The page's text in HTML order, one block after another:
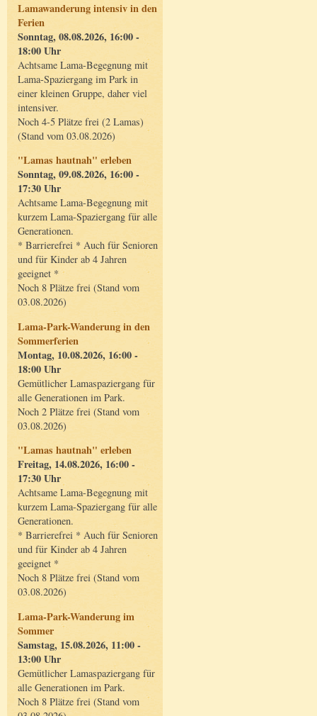
Lamawanderung intensiv in den
Ferien
Sonntag, 08.08.2026, 16:00 -
18:00 Uhr
Achtsame Lama-Begegnung mit
Lama-Spaziergang im Park in
einer kleinen Gruppe, daher viel
intensiver.
Noch 4-5 Plätze frei (2 Lamas)
(Stand vom 03.08.2026)
"Lamas hautnah" erleben
Sonntag, 09.08.2026, 16:00 -
17:30 Uhr
Achtsame Lama-Begegnung mit
kurzem Lama-Spaziergang für alle
Generationen.
* Barrierefrei * Auch für Senioren
und für Kinder ab 4 Jahren
geeignet *
Noch 8 Plätze frei (Stand vom
03.08.2026)
Lama-Park-Wanderung in den
Sommerferien
Montag, 10.08.2026, 16:00 -
18:00 Uhr
Gemütlicher Lamaspaziergang für
alle Generationen im Park.
Noch 2 Plätze frei (Stand vom
03.08.2026)
"Lamas hautnah" erleben
Freitag, 14.08.2026, 16:00 -
17:30 Uhr
Achtsame Lama-Begegnung mit
kurzem Lama-Spaziergang für alle
Generationen.
* Barrierefrei * Auch für Senioren
und für Kinder ab 4 Jahren
geeignet *
Noch 8 Plätze frei (Stand vom
03.08.2026)
Lama-Park-Wanderung im
Sommer
Samstag, 15.08.2026, 11:00 -
13:00 Uhr
Gemütlicher Lamaspaziergang für
alle Generationen im Park.
Noch 8 Plätze frei (Stand vom